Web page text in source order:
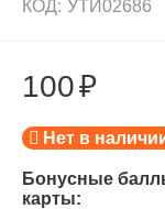
КОД: УТИ02686
100₽
Нет в
Бонусные
карты: